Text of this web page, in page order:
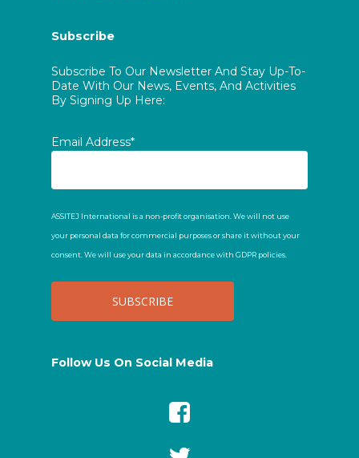
Subscribe
Subscribe To Our Newsletter And Stay Up-To-
Date With Our News, Events, And Activities
By Signing Up Here:
Email Address*
ASSITEJ International is a non-profit organisation. We will not use
your personal data for commercial purposes or share it without your
consent. We will use your data in accordance with GDPR policies.
Follow Us On Social Media